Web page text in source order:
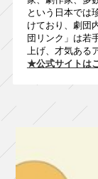
という日本では
けており、劇団
団リンク」は若
上げ、才気ある
★公式サイトは